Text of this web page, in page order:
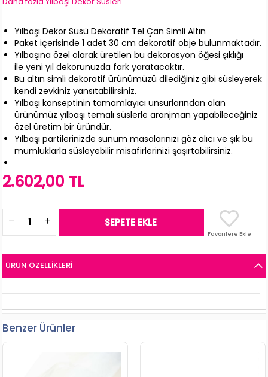
Yılbaşı Dekor Süsü Dekoratif Tel Çan Simli Altın
Paket içerisinde 1 adet 30 cm dekoratif obje bulunmaktadır.
Yılbaşına özel olarak üretilen bu dekorasyon öğesi şıklığı
ile yeni yıl dekorunuzda fark yaratacaktır.
Bu altın simli dekoratif ürünümüzü dilediğiniz gibi süsleyerek
kendi zevkiniz yansıtabilirsiniz.
Yılbaşı konseptinin tamamlayıcı unsurlarından olan
ürünümüz yılbaşı temalı süslerle aranjman yapabileceğiniz
özel üretim bir üründür.
Yılbaşı partilerinizde sunum masalarınızı göz alıcı ve şık bu
mumluklarla süsleyebilir misafirlerinizi şaşırtabilirsiniz.
2.602,00 TL
Favorilere Ekle
ÜRÜN ÖZELLIKLERI
Benzer Ürünler